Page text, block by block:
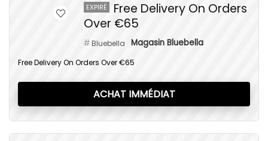
EXPIRÉ
Free Delivery On Orders
Over €65
Bluebella Magasin Bluebella
Free Delivery On Orders Over €65
ACHAT IMMÉDIAT